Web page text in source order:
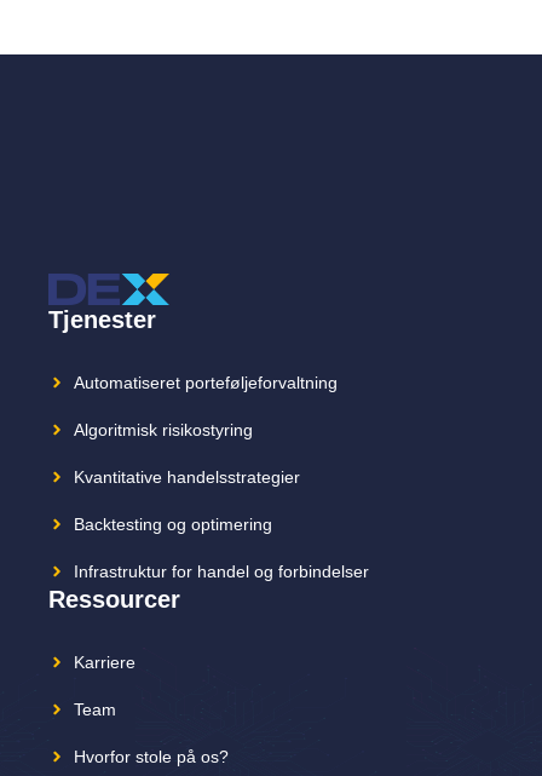
Tjenester
Automatiseret porteføljeforvaltning
Algoritmisk risikostyring
Kvantitative handelsstrategier
Backtesting og optimering
Infrastruktur for handel og forbindelser
Ressourcer
Karriere
Team
Hvorfor stole på os?